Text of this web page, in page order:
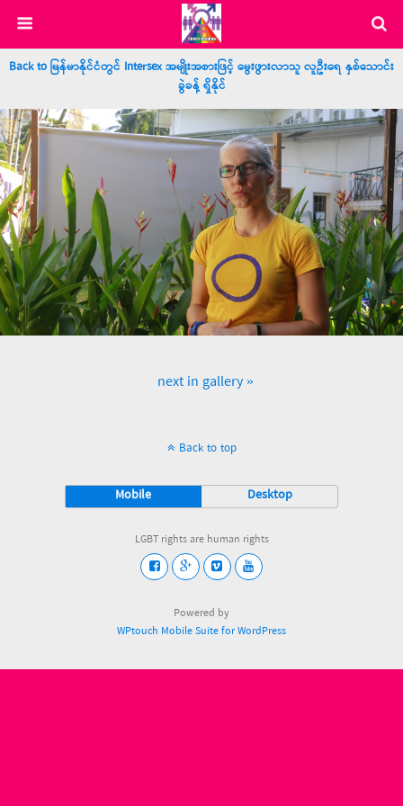
Back to မြန်မာနိုင်ငံတွင် Intersex အမျိုးအစားဖြင့် မွေးဖွားလာသူ လူဦးရေ နှစ်သောင်း
ခွဲခန့် ရှိနိုင်
next in gallery »
Back to top
Mobile Desktop
LGBT rights are human rights
Powered by
WPtouch Mobile Suite for WordPress